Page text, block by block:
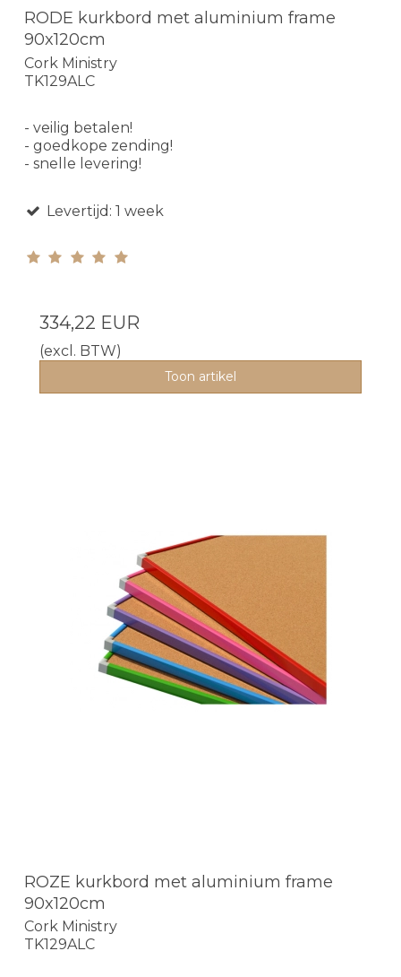
RODE kurkbord met aluminium frame
90x120cm
Cork Ministry
TK129ALC
- veilig betalen!
- goedkope zending!
- snelle levering!
Levertijd: 1 week
334,22 EUR
(excl. BTW)
Toon artikel
ROZE kurkbord met aluminium frame
90x120cm
Cork Ministry
TK129ALC